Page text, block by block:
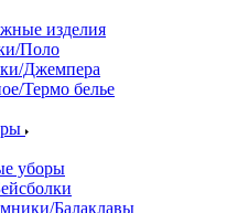
изделия
Поло
Джемпера
Термо белье
уборы
Балаклавы